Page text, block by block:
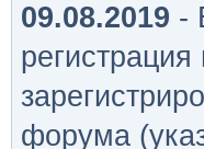
09.08.2019 -
форума